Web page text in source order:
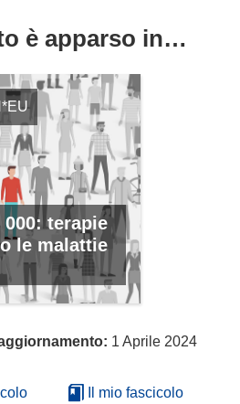
è apparso in…
terapie
le malattie
1 Aprile 2024
Il mio fascicolo